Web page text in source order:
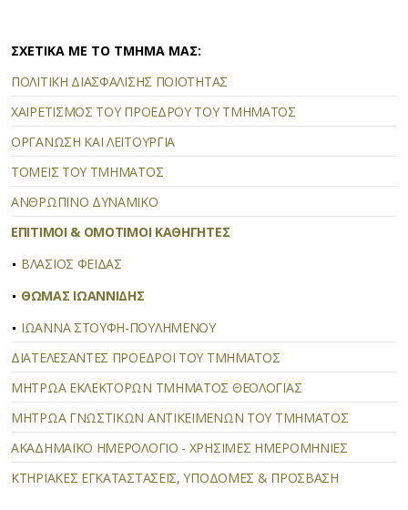
ΣΧΕΤΙΚΑ ΜΕ ΤΟ ΤΜΗΜΑ ΜΑΣ:
ΠΟΛΙΤΙΚΗ ΔΙΑΣΦΑΛΙΣΗΣ ΠΟΙΟΤΗΤΑΣ
ΧΑΙΡΕΤΙΣΜΟΣ ΤΟΥ ΠΡΟΕΔΡΟΥ ΤΟΥ ΤΜΗΜΑΤΟΣ
ΟΡΓΑΝΩΣΗ ΚΑΙ ΛΕΙΤΟΥΡΓΙΑ
ΤΟΜΕΙΣ ΤΟΥ ΤΜΗΜΑΤΟΣ
ΑΝΘΡΩΠΙΝΟ ΔΥΝΑΜΙΚΟ
ΕΠΙΤΙΜΟΙ & ΟΜΟΤΙΜΟΙ ΚΑΘΗΓΗΤΕΣ
ΒΛΑΣΙΟΣ ΦΕΙΔΑΣ
ΘΩΜΑΣ ΙΩΑΝΝΙΔΗΣ
ΙΩΑΝΝΑ ΣΤΟΥΦΗ-ΠΟΥΛΗΜΕΝΟΥ
ΔΙΑΤΕΛΕΣΑΝΤΕΣ ΠΡΟΕΔΡΟΙ ΤΟΥ ΤΜΗΜΑΤΟΣ
ΜΗΤΡΩΑ ΕΚΛΕΚΤΟΡΩΝ ΤΜΗΜΑΤΟΣ ΘΕΟΛΟΓΙΑΣ
MΗΤΡΩΑ ΓΝΩΣΤΙΚΩΝ ΑΝΤΙΚΕΙΜΕΝΩΝ ΤΟΥ ΤΜΗΜΑΤΟΣ
ΑΚΑΔΗΜΑΪΚΟ ΗΜΕΡΟΛΟΓΙΟ - ΧΡΗΣΙΜΕΣ ΗΜΕΡΟΜΗΝΙΕΣ
ΚΤΗΡΙΑΚΕΣ ΕΓΚΑΤΑΣΤΑΣΕΙΣ, ΥΠΟΔΟΜΕΣ & ΠΡΟΣΒΑΣΗ